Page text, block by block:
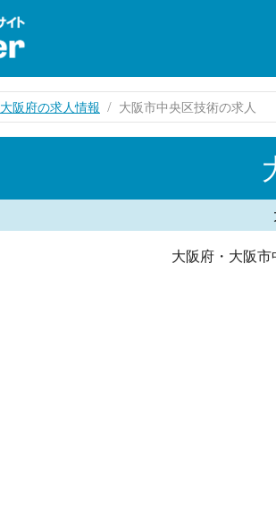
大阪府の求人情報 大阪市中央区技術の求人
大阪府・大阪市